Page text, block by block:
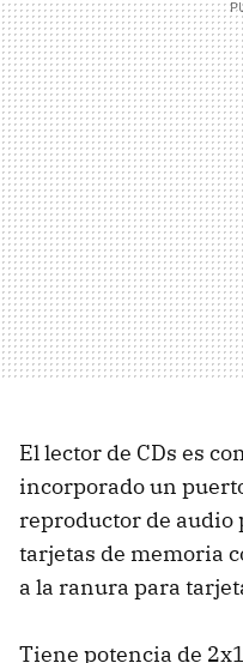
El lector de CDs es
incorporado un
reproductor de audio
tarjetas de memoria
a la ranura para
Tiene potencia de